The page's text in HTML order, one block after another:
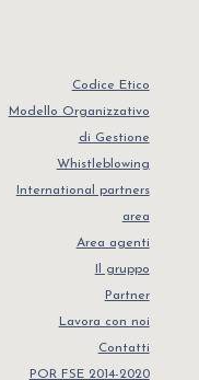
Codice Etico
Modello Organizzativo
di Gestione
Whistleblowing
International partners
area
Area agenti
Il gruppo
Partner
Lavora con noi
Contatti
POR FSE 2014-2020